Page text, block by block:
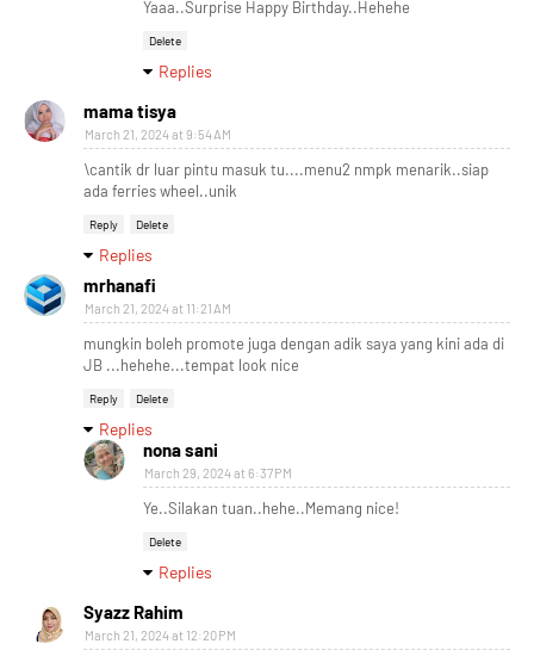
Yaaa..Surprise Happy Birthday..Hehehe
Delete
Replies
mama tisya
March 21, 2024 at 9:54 AM
\cantik dr luar pintu masuk tu....menu2 nmpk menarik..siap
ada ferries wheel..unik
Reply Delete
Replies
mrhanafi
March 21, 2024 at 11:21 AM
mungkin boleh promote juga dengan adik saya yang kini ada di
JB ...hehehe...tempat look nice
Reply Delete
Replies
nona sani
March 29, 2024 at 6:37 PM
Ye..Silakan tuan..hehe..Memang nice!
Delete
Replies
Syazz Rahim
March 21, 2024 at 12:20 PM